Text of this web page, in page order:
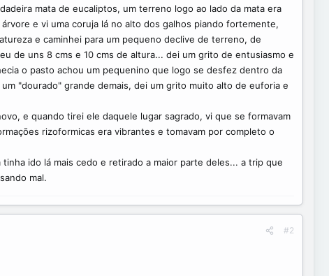
mata de eucaliptos, um terreno logo ao lado da mata era
e vi uma coruja lá no alto dos galhos piando fortemente,
e caminhei para um pequeno declive de terreno, de
de uns 8 cms e 10 cms de altura... dei um grito de entusiasmo e
o pasto achou um pequenino que logo se desfez dentro da
"dourado" grande demais, dei um grito muito alto de euforia e
e quando tirei ele daquele lugar sagrado, vi que se formavam
rizoformicas era vibrantes e tomavam por completo o
ido lá mais cedo e retirado a maior parte deles... a trip que
mal.
#2